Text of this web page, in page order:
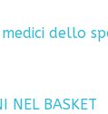
dello
NEL BASKET